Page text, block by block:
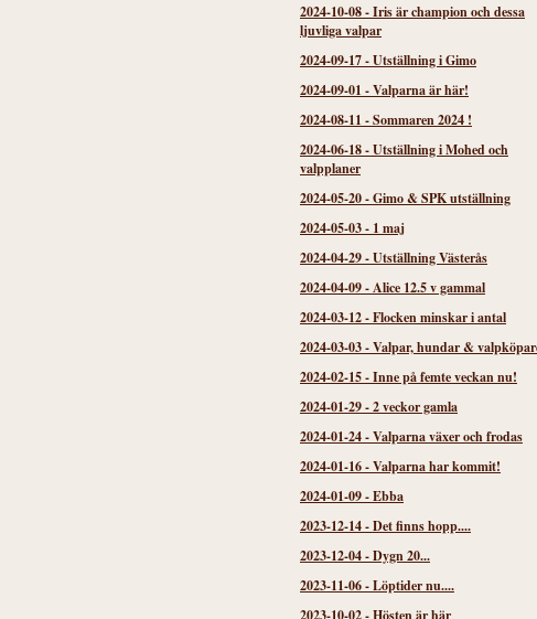
2024-10-08-Iris är champion och dessa
ljuvliga valpar
2024-09-17-Utställning i Gimo
2024-09-01 -Valparna är här!
2024-08-11 -Sommaren 2024 !
2024-06-18-Utställning i Mohed och
valpplaner
2024-05-20-Gimo & SPK utställning
2024-05-03- 1 maj
2024-04-29-Utställning Västerås
2024-04-09-Alice 12.5 v gammal
2024-03-12-Flocken minskar i antal
2024-03-03-Valpar, hundar &
2024-02-15-Inne på femte veckan nu!
2024-01-29-2 veckor gamla
2024-01-24-Valparna växer och frodas
2024-01-16-Valparna har kommit!
2024-01-09-Ebba
2023-12-14-Det finns hopp....
2023-12-04-Dygn 20...
2023-11-06-Löptider nu....
2023-10-02-Hösten är här